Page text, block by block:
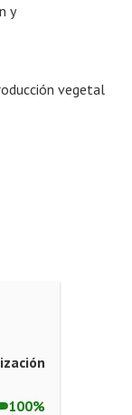
y
vegetal
100%